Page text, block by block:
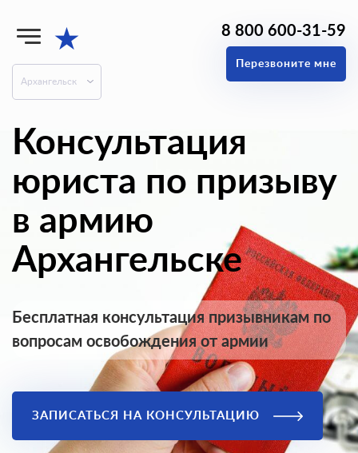
★
Архангельск
8 800 600-31-59
Перезвоните мне
Консультация
юриста по призыву
в армию
Архангельске
Бесплатная консультация призывникам по
вопросам освобождения от армии
ЗАПИСАТЬСЯ НА КОНСУЛЬТАЦИЮ